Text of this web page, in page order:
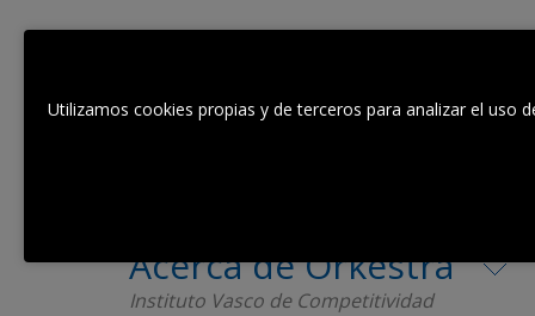
Acerca de Orkestra
Instituto Vasco de Competitividad
Utilizamos cookies propias y de terceros para analizar el uso